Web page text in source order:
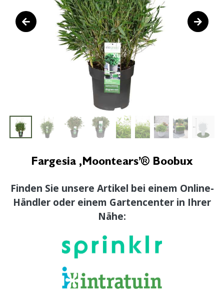
Fargesia ‚Moontears’® Boobux
Finden Sie unsere Artikel bei einem Online-
Händler oder einem Gartencenter in Ihrer
Nähe: